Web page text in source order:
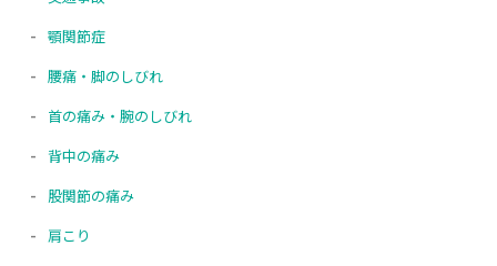
顎関節症
腰痛・脚のしびれ
首の痛み・腕のしびれ
背中の痛み
股関節の痛み
肩こり